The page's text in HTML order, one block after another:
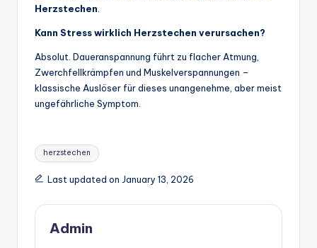
Herzstechen.
Kann Stress wirklich Herzstechen verursachen?
Absolut. Daueranspannung führt zu flacher Atmung,
Zwerchfellkrämpfen und Muskelverspannungen –
klassische Auslöser für dieses unangenehme, aber meist
ungefährliche Symptom.
Tags:
herzstechen
Last updated on January 13, 2026
Admin